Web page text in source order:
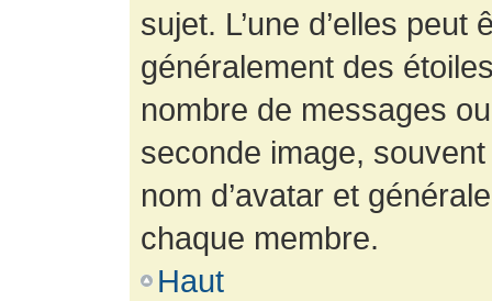
sujet. L’une d’elles
généralement des
nombre de messages
seconde image,
nom d’avatar et
chaque membre.
Haut